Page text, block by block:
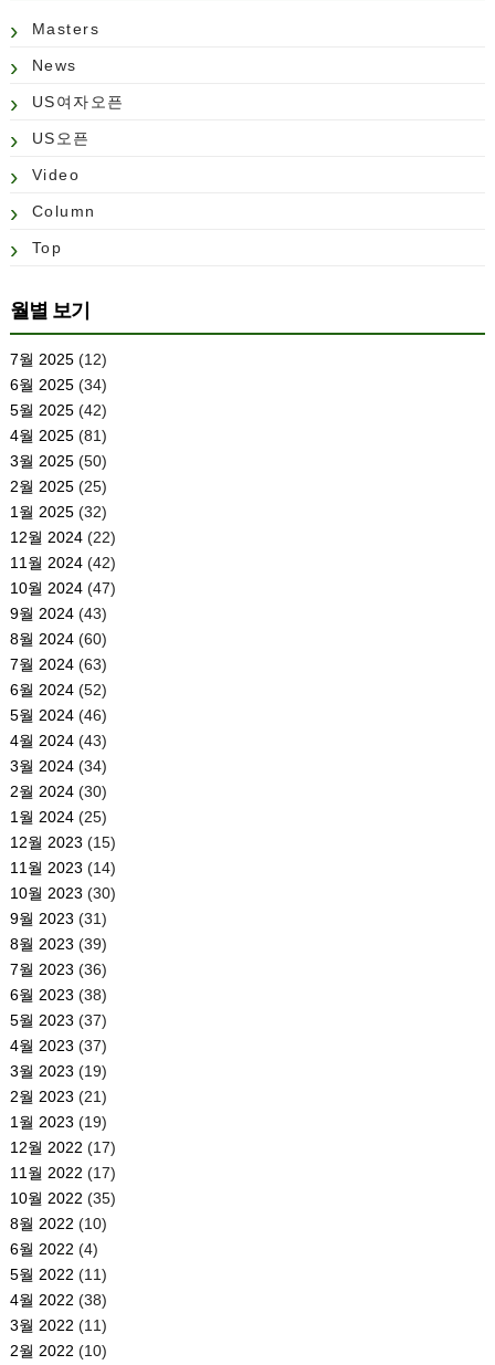
Masters
News
US여자오픈
US오픈
Video
Column
Top
월별 보기
7월 2025(12)
6월 2025(34)
5월 2025(42)
4월 2025(81)
3월 2025(50)
2월 2025(25)
1월 2025(32)
12월 2024(22)
11월 2024(42)
10월 2024(47)
9월 2024(43)
8월 2024(60)
7월 2024(63)
6월 2024(52)
5월 2024(46)
4월 2024(43)
3월 2024(34)
2월 2024(30)
1월 2024(25)
12월 2023 (15)
11월 2023 (14)
10월 2023 (30)
9월 2023 (31)
8월 2023 (39)
7월 2023 (36)
6월 2023 (38)
5월 2023 (37)
4월 2023 (37)
3월 2023 (19)
2월 2023 (21)
1월 2023 (19)
12월 2022 (17)
11월 2022 (17)
10월 2022 (35)
8월 2022 (10)
6월 2022 (4)
5월 2022 (11)
4월 2022 (38)
3월 2022 (11)
2월 2022 (10)